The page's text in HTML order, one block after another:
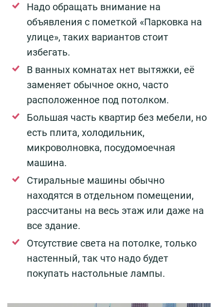
Надо обращать внимание на
объявления с пометкой «Парковка на
улице», таких вариантов стоит
избегать.
В ванных комнатах нет вытяжки, её
заменяет обычное окно, часто
расположенное под потолком.
Большая часть квартир без мебели, но
есть плита, холодильник,
микроволновка, посудомоечная
машина.
Стиральные машины обычно
находятся в отдельном помещении,
рассчитаны на весь этаж или даже на
все здание.
Отсутствие света на потолке, только
настенный, так что надо будет
покупать настольные лампы.